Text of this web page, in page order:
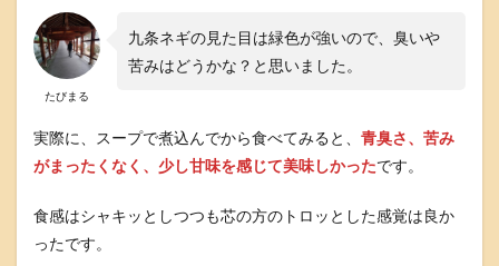
入
ふ
る
さ
と
税
を
し
な
たびまる
九条ネギの見た目は緑色が強いので、臭いや
苦みはどうかな？と思いました。
実際に、スープで煮込んでから食べてみると、 青臭さ、苦み
がまったくなく、少し甘味を感じて美味しかったです。
食感はシャキッとしつつも芯の方のトロッとした感覚は良か
ったです。